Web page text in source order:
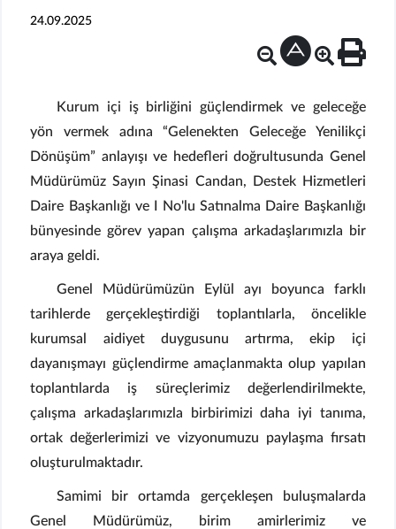
24.09.2025
Kurum içi iş birliğini güçlendirmek ve geleceğe
yön vermek adına “Gelenekten Geleceğe Yenilikçi
Dönüşüm” anlayışı ve hedefleri doğrultusunda Genel
Müdürümüz Sayın Şinasi Candan, Destek Hizmetleri
Daire Başkanlığı ve I No'lu Satınalma Daire Başkanlığı
bünyesinde görev yapan çalışma arkadaşlarımızla bir
araya geldi.
Genel Müdürümüzün Eylül ayı boyunca farklı
tarihlerde gerçekleştirdiği toplantılarla, öncelikle
kurumsal aidiyet duygusunu artırma, ekip içi
dayanışmayı güçlendirme amaçlanmakta olup yapılan
toplantılarda iş süreçlerimiz değerlendirilmekte,
çalışma arkadaşlarımızla birbirimizi daha iyi tanıma,
ortak değerlerimizi ve vizyonumuzu paylaşma fırsatı
oluşturulmaktadır.
Samimi bir ortamda gerçekleşen buluşmalarda
Genel Müdürümüz, birim amirlerimiz ve